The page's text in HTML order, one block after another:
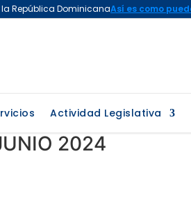
Actividad Legislativa
2024